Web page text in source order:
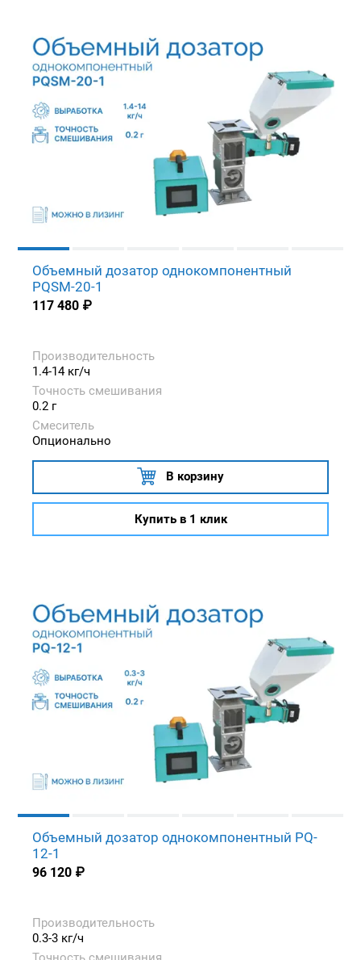
Объемный дозатор однокомпонентный
PQSM-20-1
117 480 ₽
Производительность
1.4-14 кг/ч
Точность смешивания
0.2 г
Смеситель
Опционально
В корзину
Купить в 1 клик
Объемный дозатор однокомпонентный PQ-
12-1
96 120 ₽
Производительность
0.3-3 кг/ч